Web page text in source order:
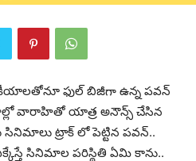
ఫుల్ బిజీగా ఉన్న పవన్
వారాహితో యాత్ర అనౌన్స్ చేసిన
ట్రాక్ లో పెట్టిన పవన్..
సినిమాల పరిస్థితి ఏమి కాను..